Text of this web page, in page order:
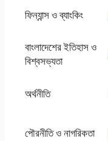
ফিন্যান্স ও ব্যাংকিং
বাংলাদেশের ইতিহাস ও
বিশ্বসভ্যতা
অর্থনীতি
পৌরনীতি ও নাগরিকতা